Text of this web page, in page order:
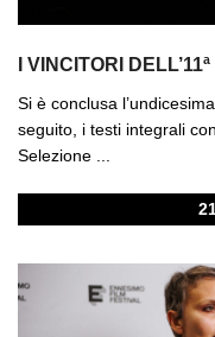
I VINCITORI
Si è conclusa
seguito, i testi integrali
Selezione ...